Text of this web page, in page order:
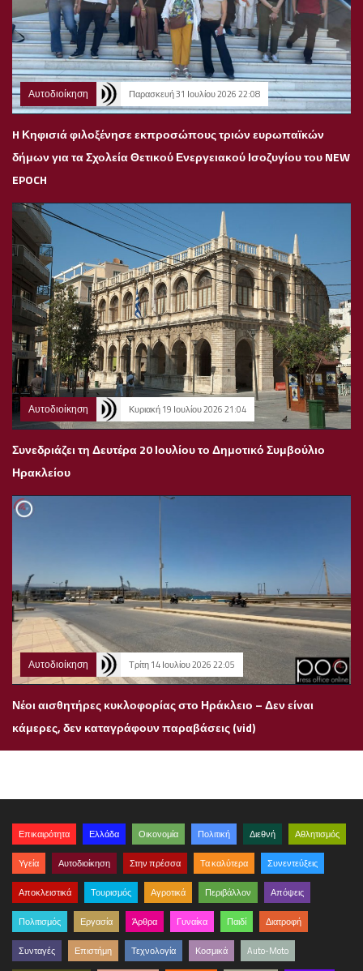
Αυτοδιοίκηση Παρασκευή 31 Ιουλίου 2026 22:08
H Κηφισιά φιλοξένησε εκπροσώπους τριών ευρωπαϊκών
δήμων για τα Σχολεία Θετικού Ενεργειακού Ισοζυγίου του NEW
EPOCH
Αυτοδιοίκηση Κυριακή 19 Ιουλίου 2026 21:04
Συνεδριάζει τη Δευτέρα 20 Ιουλίου το Δημοτικό Συμβούλιο
Ηρακλείου
Αυτοδιοίκηση Τρίτη 14 Ιουλίου 2026 22:05
Νέοι αισθητήρες κυκλοφορίας στο Ηράκλειο – Δεν είναι
κάμερες, δεν καταγράφουν παραβάσεις (vid)
Επικαιρότητα Ελλάδα Οικονομία Πολιτική Διεθνή Αθλητισμός
Υγεία Αυτοδιοίκηση Στην πρέσσα Τα καλύτερα Συνεντεύξεις
Αποκλειστικά Τουρισμός Αγροτικά Περιβάλλον Απόψεις
Πολιτισμός Εργασία Άρθρα Γυναίκα Παιδί Διατροφή
Συνταγές Επιστήμη Τεχνολογία Κοσμικά Auto-Moto